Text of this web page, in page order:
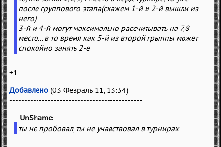
после группового этапа(скажем 1-й и 2-й вышли из
него)
3-й и 4-й могут максимально рассчитывать на 7,8
место... в то время как 5-й из второй грыппы может
спокойно занять 2-е
+1
Добавлено (03 Февраль 11, 13:34)
---------------------------------------------
UnShame
ты не пробовал, ты не учавствовал в турнирах